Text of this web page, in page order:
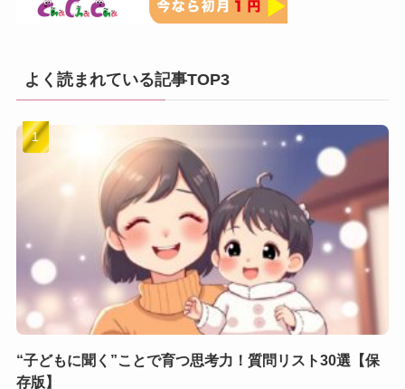
よく読まれている記事TOP3
“子どもに聞く”ことで育つ思考力！質問リスト30選【保
存版】